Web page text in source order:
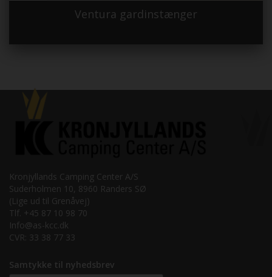
Ventura gardinstænger
Kronjyllands Camping Center A/S
Suderholmen 10, 8960 Randers SØ
(Lige ud til Grenåvej)
Tlf. +45 87 10 98 70
Info@as-kcc.dk
CVR: 33 38 77 33
Samtykke til nyhedsbrev